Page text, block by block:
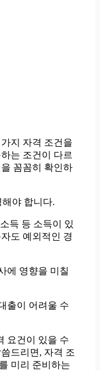
지 자격 조건을
는 조건이 다르
꼼꼼히 확인하
야 합니다.
득 등 소득이 있
도 예외적인 경
에 영향을 미칠
출이 어려울 수
요건이 있을 수
드리면, 자격 조
미리 준비하는